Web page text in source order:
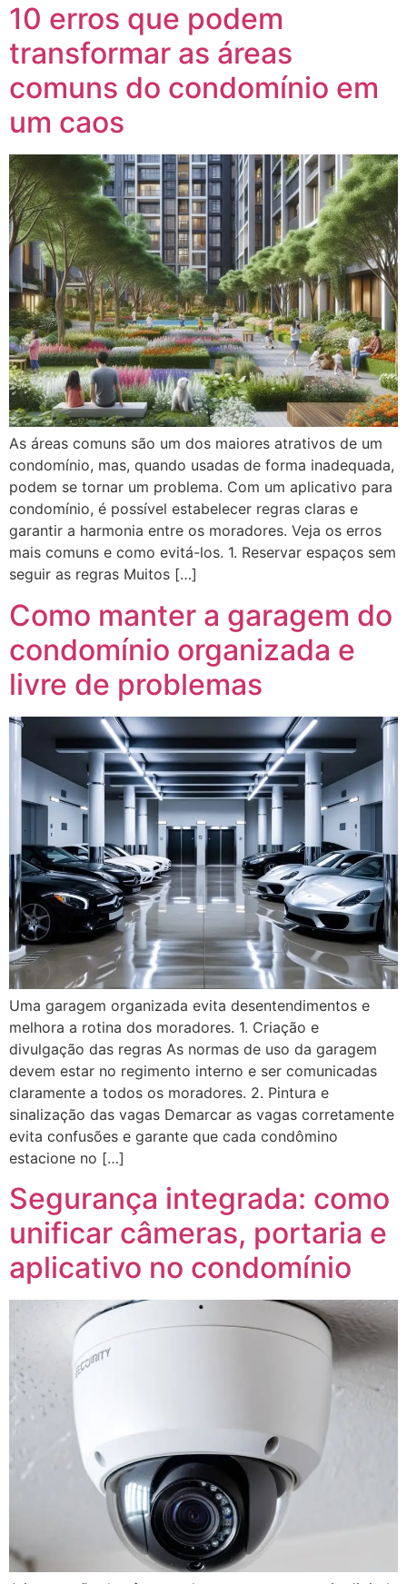
10 erros que podem
transformar as áreas
comuns do condomínio em
um caos
As áreas comuns são um dos maiores atrativos de um
condomínio, mas, quando usadas de forma inadequada,
podem se tornar um problema. Com um aplicativo para
condomínio, é possível estabelecer regras claras e
garantir a harmonia entre os moradores. Veja os erros
mais comuns e como evitá-los. 1. Reservar espaços sem
seguir as regras Muitos […]
Como manter a garagem do
condomínio organizada e
livre de problemas
Uma garagem organizada evita desentendimentos e
melhora a rotina dos moradores. 1. Criação e
divulgação das regras As normas de uso da garagem
devem estar no regimento interno e ser comunicadas
claramente a todos os moradores. 2. Pintura e
sinalização das vagas Demarcar as vagas corretamente
evita confusões e garante que cada condômino
estacione no […]
Segurança integrada: como
unificar câmeras, portaria e
aplicativo no condomínio